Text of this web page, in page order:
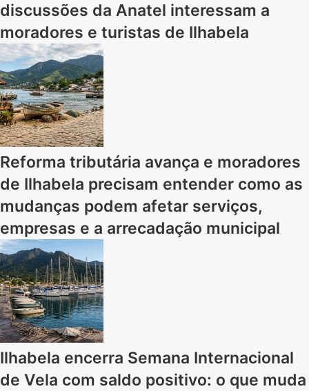
discussões da Anatel interessam a
moradores e turistas de Ilhabela
Reforma tributária avança e moradores
de Ilhabela precisam entender como as
mudanças podem afetar serviços,
empresas e a arrecadação municipal
Ilhabela encerra Semana Internacional
de Vela com saldo positivo: o que muda